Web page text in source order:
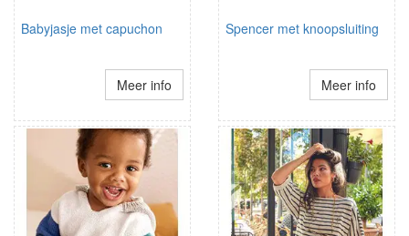
Babyjasje met capuchon
Meer info
Spencer met knoopsluiting
Meer info